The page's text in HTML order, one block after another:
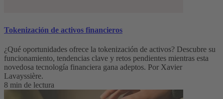
Tokenización de activos financieros
¿Qué oportunidades ofrece la tokenización de activos? Descubre su
funcionamiento, tendencias clave y retos pendientes mientras esta
novedosa tecnología financiera gana adeptos. Por Xavier
Lavayssière.
8 min de lectura